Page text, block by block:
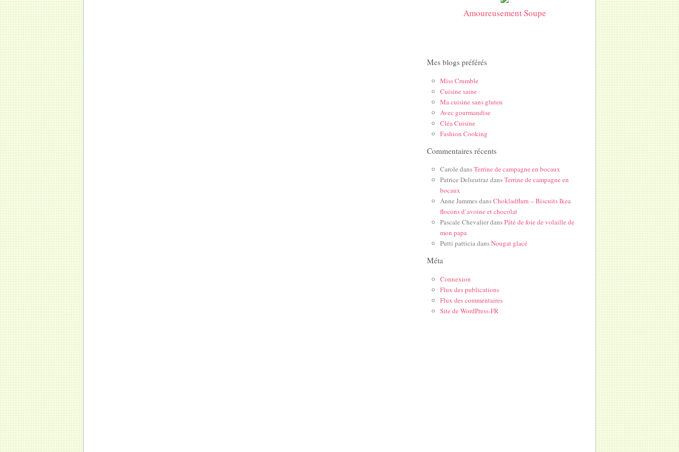
Amoureusement Soupe
Mes blogs préférés
Miss Crumble
Cuisine saine
Ma cuisine sans gluten
Avec gourmandise
Cléa Cuisine
Fashion Cooking
Commentaires récents
Carole dansTerrine de campagne en bocaux
Patrice DelieutrazdansTerrine de campagne en
bocaux
Anne JammesdansChokladflarn – Biscuits Ikea
flocons d’avoine et chocolat
Pascale ChevalierdansPâté de foie de volaille de
mon papa
Putti patticiadansNougat glacé
Méta
Connexion
Flux des publications
Flux des commentaires
Site de WordPress-FR